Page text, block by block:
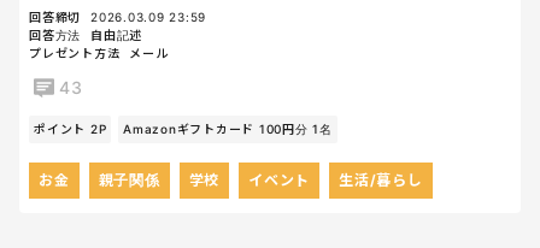
回答締切
2026.03.09 23:59
回答方法
自由記述
プレゼント方法
メール
43
ポイント 2P Amazonギフトカード 100円分 1名
お金 親子関係 学校 イベント 生活/暮らし